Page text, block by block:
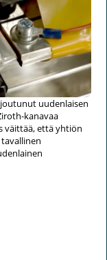
uudenlaisen
kanavaa
väittää, että yhtiön